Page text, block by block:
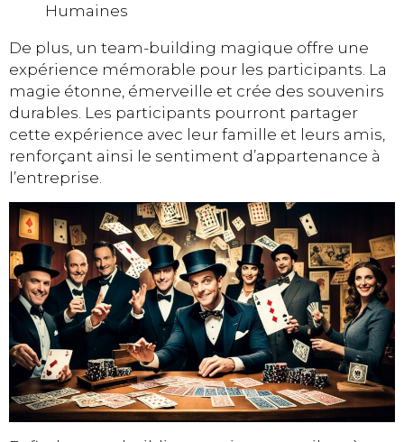
Humaines
De plus, un team-building magique offre une
expérience mémorable pour les participants. La
magie étonne, émerveille et crée des souvenirs
durables. Les participants pourront partager
cette expérience avec leur famille et leurs amis,
renforçant ainsi le sentiment d’appartenance à
l’entreprise.